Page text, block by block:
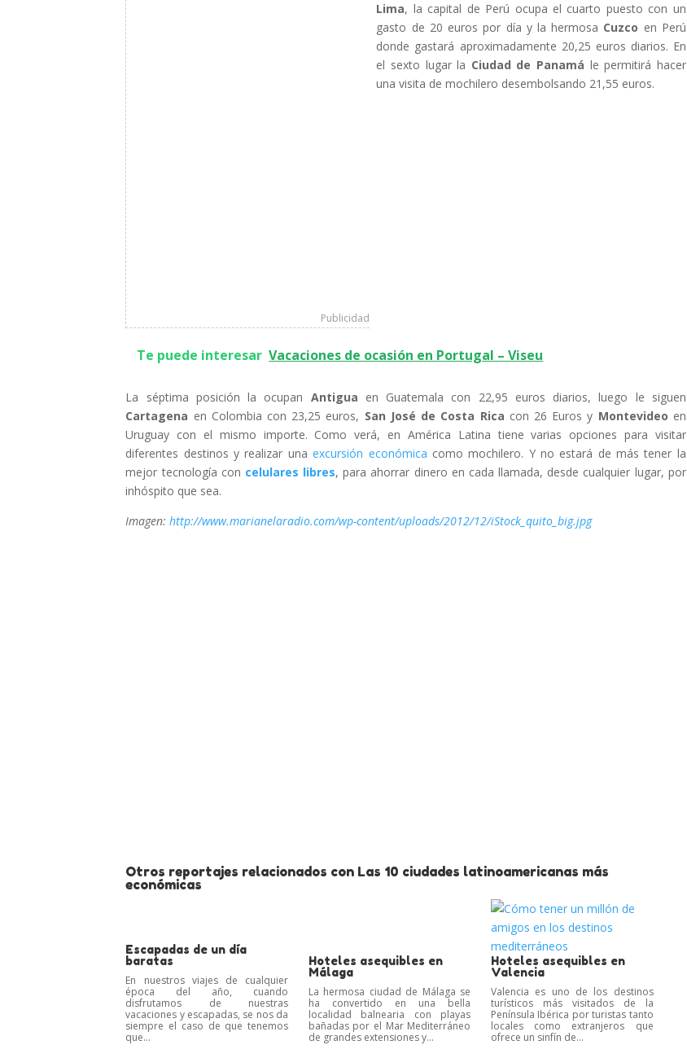
Publicidad
Lima, la capital de Perú ocupa el cuarto puesto con un
gasto de 20 euros por día y la hermosa Cuzco en Perú
donde gastará aproximadamente 20,25 euros diarios. En
el sexto lugar la Ciudad de Panamá le permitirá hacer
una visita de mochilero desembolsando 21,55 euros.
Te puede interesar Vacaciones de ocasión en Portugal – Viseu
La séptima posición la ocupan Antigua en Guatemala con 22,95 euros diarios, luego le siguen
Cartagena en Colombia con 23,25 euros, San José de Costa Rica con 26 Euros y Montevideo en
Uruguay con el mismo importe. Como verá, en América Latina tiene varias opciones para visitar
diferentes destinos y realizar unaexcursión económica como mochilero. Y no estará de más tener la
mejor tecnología con celulares libres, para ahorrar dinero en cada llamada, desde cualquier lugar, por
inhóspito que sea.
Imagen:http://www.marianelaradio.com/wp-content/uploads/2012/12/iStock_quito_big.jpg
Otros reportajes relacionados con Las 10 ciudades latinoamericanas más
económicas
Escapadas de un día
baratas
En nuestros viajes de cualquier
época del año, cuando
disfrutamos de nuestras
vacaciones y escapadas, se nos da
siempre el caso de que tenemos
que...
Hoteles asequibles en
Málaga
La hermosa ciudad de Málaga se
ha convertido en una bella
localidad balnearia con playas
bañadas por el Mar Mediterráneo
de grandes extensiones y...
Hoteles asequibles en
Valencia
Valencia es uno de los destinos
turísticos más visitados de la
Península Ibérica por turistas tanto
locales como extranjeros que
ofrece un sinfín de...